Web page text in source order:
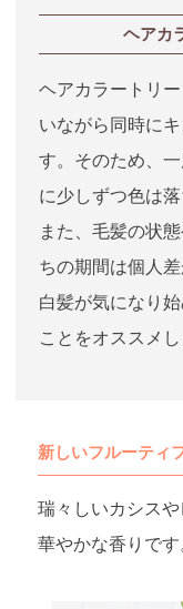
ヘアカ
ヘアカラートリ
いながら同時に
す。そのため、
に少しずつ色は落
また、毛髪の状
ちの期間は個人差
白髪が気になり
ことをオススメし
新しいフルーティ
瑞々しいカシス
華やかな香りです